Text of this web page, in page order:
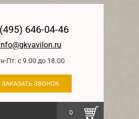
646-04-46
Пт: с 9.00 до 18.00
ЗАКАЗАТЬ ЗВОНОК
0